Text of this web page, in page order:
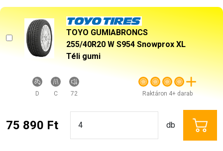
TOYO GUMIABRONCS
255/40R20 W S954 Snowprox XL
Téli gumi
D C 72 Raktáron 4+ darab
75 890 Ft db